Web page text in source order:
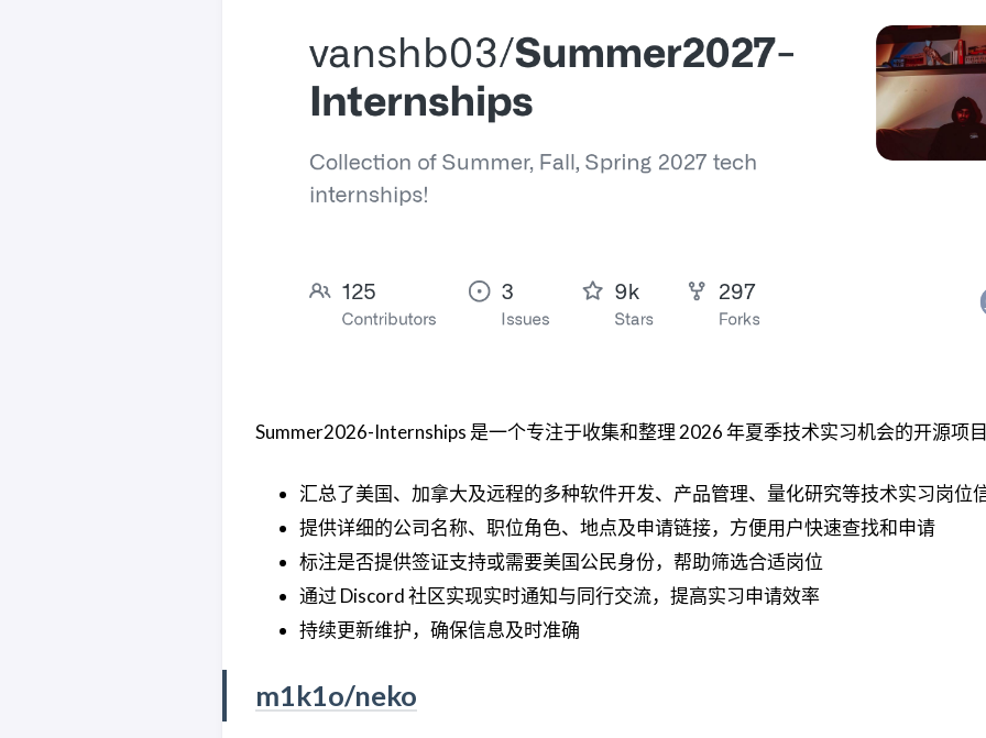
Summer2026-Internships 是一个专注于收集和整理 2026 年夏季技术实习机会的开源项
汇总了美国、加拿大及远程的多种软件开发、产品管理、量化研究等技术实习岗位
提供详细的公司名称、职位角色、地点及申请链接，方便用户快速查找和申请
标注是否提供签证支持或需要美国公民身份，帮助筛选合适岗位
通过 Discord 社区实现实时通知与同行交流，提高实习申请效率
持续更新维护，确保信息及时准确
m1k1o/neko